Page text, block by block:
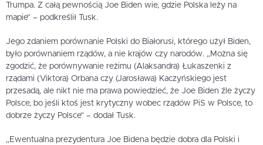
Trumpa. Z całą pewnością Joe Biden wie, gdzie Polska leży na
mapie” – podkreślił Tusk.
Jego zdaniem porównanie Polski do Białorusi, którego użył Biden,
było porównaniem rządów, a nie krajów czy narodów. „Można się
zgodzić, że porównywanie reżimu (Alaksandra) Łukaszenki z
rządami (Viktora) Orbana czy (Jarosława) Kaczyńskiego jest
przesadą, ale nikt nie ma prawa powiedzieć, że Joe Biden źle życzy
Polsce, bo jeśli ktoś jest krytyczny wobec rządów PiS w Polsce, to
dobrze życzy Polsce” – dodał Tusk.
„Ewentualna prezydentura Joe Bidena będzie dobra dla Polski i